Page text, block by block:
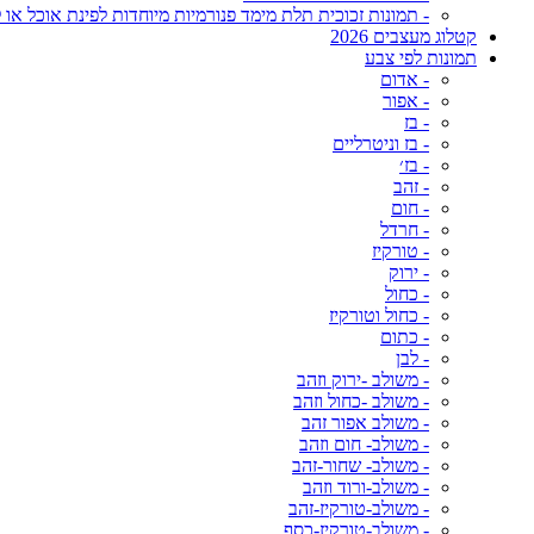
- תמונות זכוכית תלת מימד פנורמיות מיוחדות לפינת אוכל או
קטלוג מעצבים 2026
תמונות לפי צבע
- אדום
- אפור
- בז
- בז וניטרליים
- בז׳
- זהב
- חום
- חרדל
- טורקיז
- ירוק
- כחול
- כחול וטורקיז
- כתום
- לבן
- משולב -ירוק וזהב
- משולב -כחול וזהב
- משולב אפור זהב
- משולב- חום וזהב
- משולב- שחור-זהב
- משולב-ורוד וזהב
- משולב-טורקיז-זהב
- משולב-טורקיז-כסף